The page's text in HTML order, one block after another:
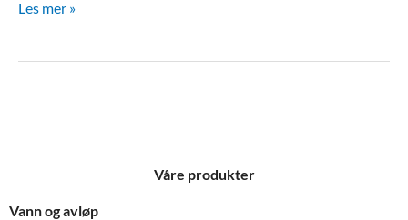
Les mer »
Våre produkter
Vann og avløp